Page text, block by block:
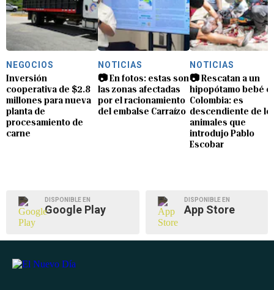
NEGOCIOS
Inversión
cooperativa de $2.8
millones para nueva
planta de
procesamiento de
carne
NOTICIAS
📷 En fotos: estas son
las zonas afectadas
por el racionamiento
del embalse Carraízo
NOTICIAS
📷 Rescatan a un
hipopótamo bebé
Colombia: es
descendiente de
animales que
introdujo Pablo
Escobar
DISPONIBLE EN
Google Play
DISPONIBLE EN
App Store